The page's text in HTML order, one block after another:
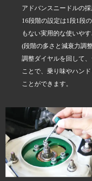
アドバンスニードルの
16段階の設定は1段1段
もない実用的な使いやす
(段階の多さと減衰力調
調整ダイヤルを回して
ことで、乗り味やハン
ことができます。